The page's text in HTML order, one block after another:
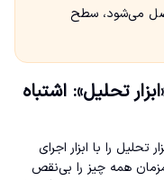
می‌شود، سطح
تحلیل»: اشتباه
تحلیل را با ابزار اجرای
همه چیز را بی‌نقص